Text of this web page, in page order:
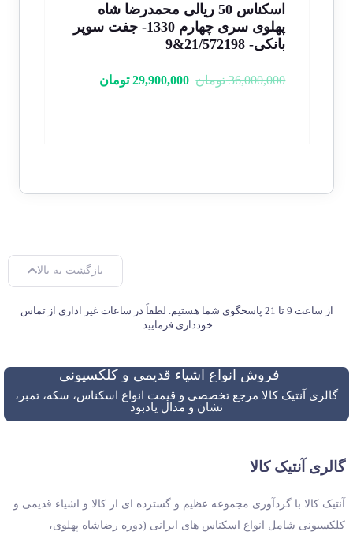
اسکناس 50 ریالی محمدرضا شاه
پهلوی سری چهارم 1330- جفت سوپر
بانکی- 21/572198&9
36,000,000 تومان 29,900,000 تومان
بازگشت به بالا
از ساعت 9 تا 21 پاسخگوی شما هستیم. لطفاً در ساعات غیر اداری از تماس
خودداری فرمایید.
فروش انواع اشیاء قدیمی و کلکسیونی
گالری آنتیک کالا مرجع تخصصی و قیمت انواع اسکناس، سکه، تمبر،
نشان و مدال یادبود
گالری آنتیک کالا
آنتیک کالا با گردآوری مجموعه عظیم و گسترده ای از کالا و اشیاء قدیمی و
کلکسیونی شامل انواع اسکناس های ایرانی (دوره رضاشاه پهلوی،